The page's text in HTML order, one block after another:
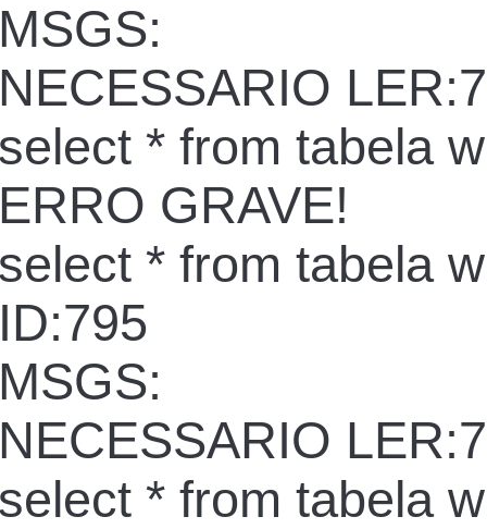
* from tabela
GRAVE!
* from tabela
* from tabela